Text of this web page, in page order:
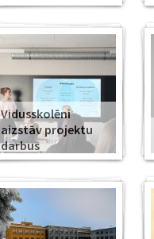
Vidusskolēni
aizstāv projektu
darbus